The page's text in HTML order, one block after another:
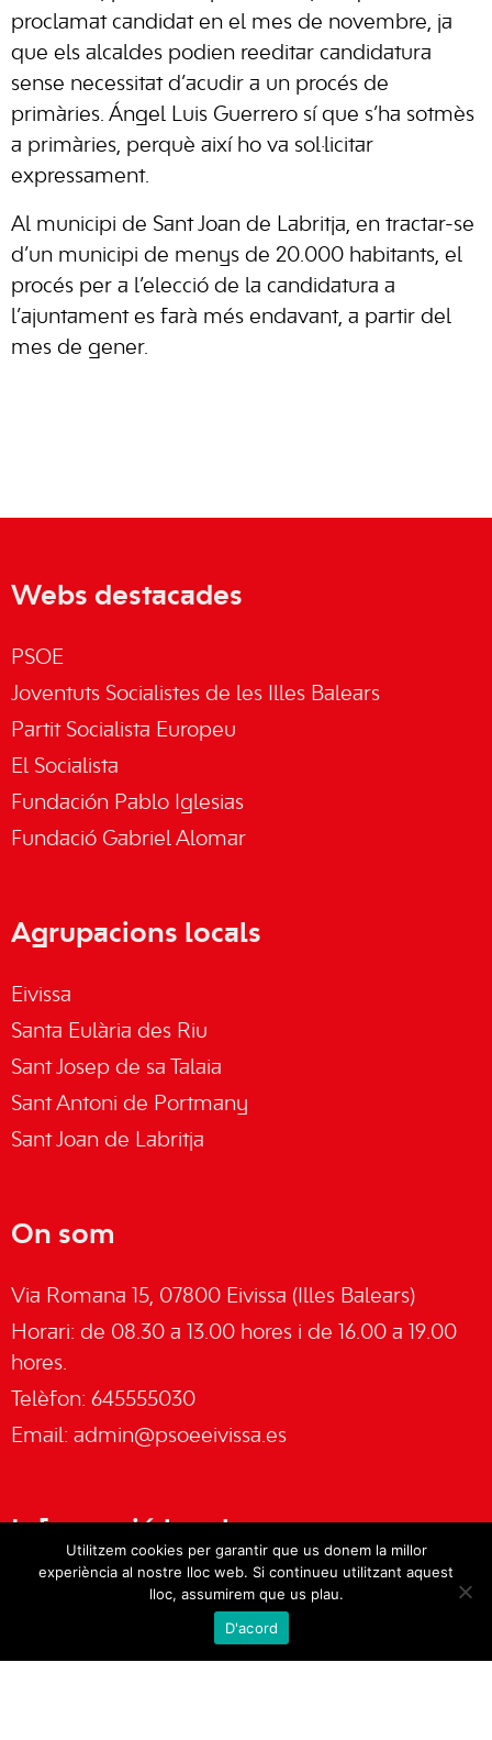
proclamat candidat en el mes de novembre, ja
que els alcaldes podien reeditar candidatura
sense necessitat d’acudir a un procés de
primàries. Ángel Luis Guerrero sí que s’ha sotmès
a primàries, perquè així ho va sol·licitar
expressament.
Al municipi de Sant Joan de Labritja, en tractar-se
d’un municipi de menys de 20.000 habitants, el
procés per a l’elecció de la candidatura a
l’ajuntament es farà més endavant, a partir del
mes de gener.
Webs destacades
PSOE
Joventuts Socialistes de les Illes Balears
Partit Socialista Europeu
El Socialista
Fundación Pablo Iglesias
Fundació Gabriel Alomar
Agrupacions locals
Eivissa
Santa Eulària des Riu
Sant Josep de sa Talaia
Sant Antoni de Portmany
Sant Joan de Labritja
On som
Via Romana 15, 07800 Eivissa (Illes Balears)
Horari: de 08.30 a 13.00 hores i de 16.00 a 19.00
hores.
Telèfon: 645555030
Email: admin@psoeeivissa.es
Informació legal
Política de privacitat
Utilitzem cookies per garantir que us donem la millor
experiència al nostre lloc web. Si continueu utilitzant aquest
lloc, assumirem que us plau.
D'acord